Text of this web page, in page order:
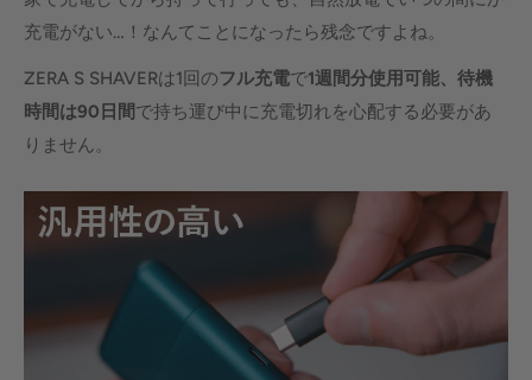
充電がない…！なんてことになったら残念ですよね。
ZERA S SHAVERは1回のフル充電で1週間分使用可能、待機
時間は90日間で持ち運び中に充電切れを心配する必要があ
りません。